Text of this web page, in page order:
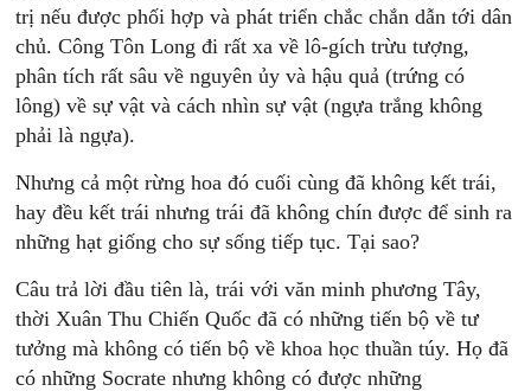
trị nếu được phối hợp và phát triển chắc chắn dẫn tới dân
chủ. Công Tôn Long đi rất xa về lô-gích trừu tượng,
phân tích rất sâu về nguyên ủy và hậu quả (trứng có
lông) về sự vật và cách nhìn sự vật (ngựa trắng không
phải là ngựa).
Nhưng cả một rừng hoa đó cuối cùng đã không kết trái,
hay đều kết trái nhưng trái đã không chín được để sinh ra
những hạt giống cho sự sống tiếp tục. Tại sao?
Câu trả lời đầu tiên là, trái với văn minh phương Tây,
thời Xuân Thu Chiến Quốc đã có những tiến bộ về tư
tưởng mà không có tiến bộ về khoa học thuần túy. Họ đã
có những Socrate nhưng không có được những